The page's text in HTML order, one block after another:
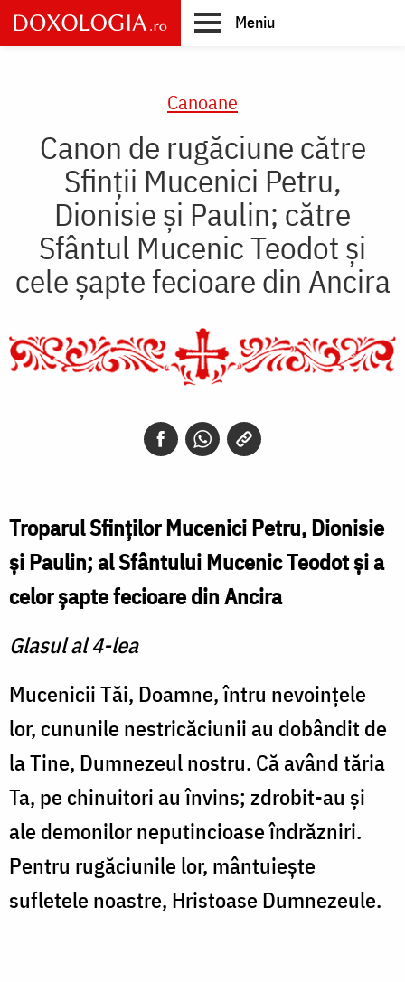
Skip
to
main
Meniu
Canoane
Canon de rugăciune către
Sfinţii Mucenici Petru,
Dionisie şi Paulin; către
Sfântul Mucenic Teodot şi
cele şapte fecioare din Ancira
Troparul Sfinţilor Mucenici Petru, Dionisie
şi Paulin; al Sfântului Mucenic Teodot şi a
celor şapte fecioare din Ancira
Glasul al 4-lea
Mucenicii Tăi, Doamne, întru nevoinţele
lor, cununile nestricăciunii au dobândit de
la Tine, Dumnezeul nostru. Că având tăria
Ta, pe chinuitori au învins; zdrobit-au şi
ale demonilor neputincioase îndrăzniri.
Pentru rugăciunile lor, mântuieşte
sufletele noastre, Hristoase Dumnezeule.